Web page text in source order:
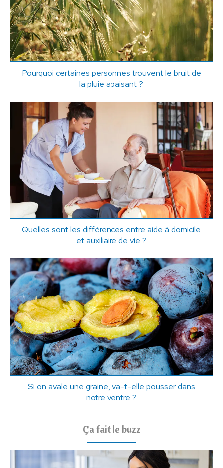
Pourquoi certaines personnes trouvent le bruit de
la pluie apaisant ?
Quelles sont les différences entre aide à domicile
et auxiliaire de vie ?
Si on avale une graine, va-t-elle pousser dans
notre ventre ?
Ça fait le buzz